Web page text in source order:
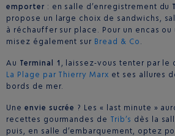
emporter : en salle d’enregistrement du
propose un large choix de sandwichs,
à réchauffer sur place. Pour un encas
misez également sur Bread & Co .
Au Terminal 1 , laissez-vous tenter par le
La Plage par Thierry Marx et ses allures
bords de mer.
Une envie sucrée ? Les « last minute »
recettes gourmandes de Trib’s dès la
puis, en salle d’embarquement, optez